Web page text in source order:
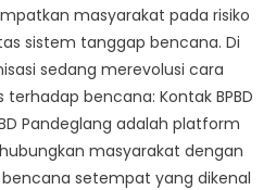
masyarakat pada risiko
sistem tanggap bencana. Di
sedang merevolusi cara
bencana: Kontak BPBD
Pandeglang adalah platform
masyarakat dengan
setempat yang dikenal